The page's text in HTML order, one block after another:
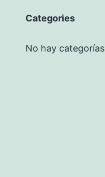
Categories
No hay categorías